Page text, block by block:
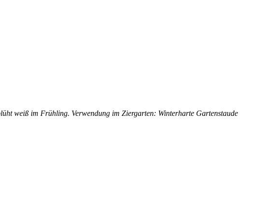
weiß im Frühling. Verwendung im Ziergarten: Winterharte Gartenstaude